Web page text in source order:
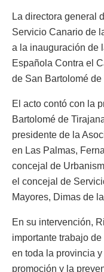
La directora general
Servicio Canario de
a la inauguración de
Española Contra el
de San Bartolomé de
El acto contó con la
Bartolomé de
presidente de la
en Las Palmas,
concejal de
el concejal de
Mayores, Dimas de
En su intervención,
importante trabajo
en toda la provincia
promoción y la